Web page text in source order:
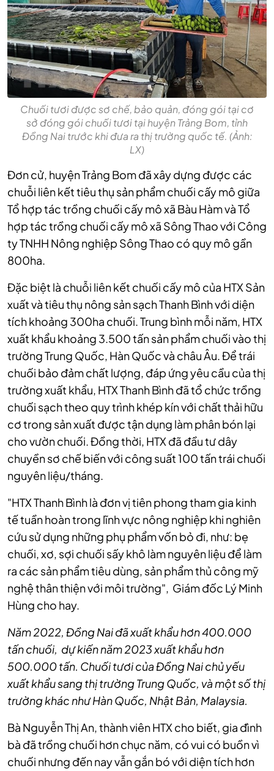
Chuối tươi được sơ chế, bảo quản, đóng gói tại cơ
sở đóng gói chuối tươi tại huyện Trảng Bom, tỉnh
Đồng Nai trước khi đưa ra thị trường quốc tế. (Ảnh:
LX)
Đơn cử, huyện Trảng Bom đã xây dựng được các
chuỗi liên kết tiêu thụ sản phẩm chuối cấy mô giữa
Tổ hợp tác trồng chuối cấy mô xã Bàu Hàm và Tổ
hợp tác trồng chuối cấy mô xã Sông Thao với Công
ty TNHH Nông nghiệp Sông Thao có quy mô gần
800ha.
Đặc biệt là chuỗi liên kết chuối cấy mô của HTX Sản
xuất và tiêu thụ nông sản sạch Thanh Bình với diện
tích khoảng 300ha chuối. Trung bình mỗi năm, HTX
xuất khẩu khoảng 3.500 tấn sản phẩm chuối vào thị
trường Trung Quốc, Hàn Quốc và châu Âu. Để trái
chuối bảo đảm chất lượng, đáp ứng yêu cầu của thị
trường xuất khẩu, HTX Thanh Bình đã tổ chức trồng
chuối sạch theo quy trình khép kín với chất thải hữu
cơ trong sản xuất được tận dụng làm phân bón lại
cho vườn chuối. Đồng thời, HTX đã đầu tư dây
chuyền sơ chế biến với công suất 100 tấn trái chuối
nguyên liệu/tháng.
"HTX Thanh Bình là đơn vị tiên phong tham gia kinh
tế tuần hoàn trong lĩnh vực nông nghiệp khi nghiên
cứu sử dụng những phụ phẩm vốn bỏ đi, như: bẹ
chuối, xơ, sợi chuối sấy khô làm nguyên liệu để làm
ra các sản phẩm tiêu dùng, sản phẩm thủ công mỹ
nghệ thân thiện với môi trường", Giám đốc Lý Minh
Hùng cho hay.
Năm 2022, Đồng Nai đã xuất khẩu hơn 400.000
tấn chuối, dự kiến năm 2023 xuất khẩu hơn
500.000 tấn. Chuối tươi của Đồng Nai chủ yếu
xuất khẩu sang thị trường Trung Quốc, và một số thị
trường khác như Hàn Quốc, Nhật Bản, Malaysia.
Bà Nguyễn Thị An, thành viên HTX cho biết, gia đình
bà đã trồng chuối hơn chục năm, có vui có buồn vì
chuối nhưng đến nay vẫn gắn bó với diện tích hơn